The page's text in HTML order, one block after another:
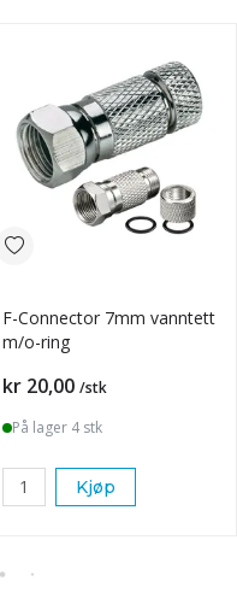
F-Connector 7mm vanntett
m/o-ring
Pris
kr 20,00 /stk
På lager 4 stk
Kjøp